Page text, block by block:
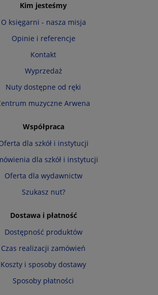
Kim jesteśmy
O księgarni - nasza misja
Opinie i referencje
Kontakt
Wyprzedaż
Nuty dostępne od ręki
muzyczne Arwena
Współpraca
dla szkół i instytucji
dla szkół i instytucji
Oferta dla wydawnictw
Szukasz nut?
Dostawa i płatność
Dostępność produktów
Czas realizacji zamówień
Koszty i sposoby dostawy
Sposoby płatności